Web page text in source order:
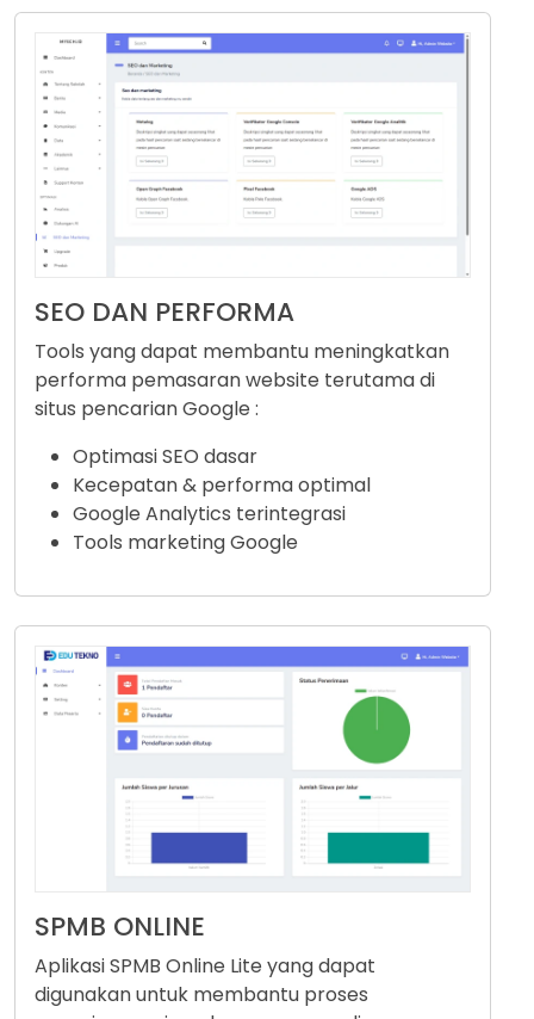
SEO DAN PERFORMA
Tools yang dapat membantu meningkatkan
performa pemasaran website terutama di
situs pencarian Google :
Optimasi SEO dasar
Kecepatan & performa optimal
Google Analytics terintegrasi
Tools marketing Google
SPMB ONLINE
Aplikasi SPMB Online Lite yang dapat
digunakan untuk membantu proses